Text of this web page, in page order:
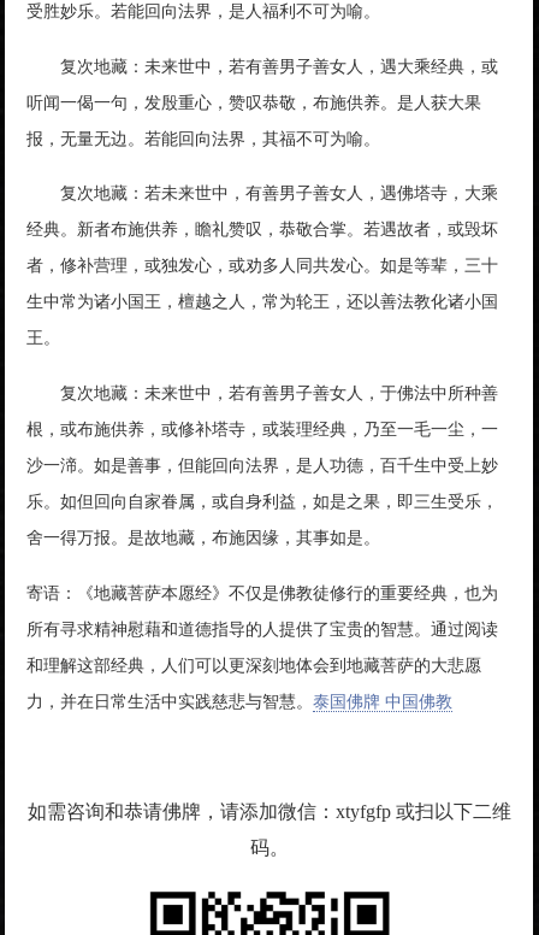
受胜妙乐。若能回向法界，是人福利不可为喻。
复次地藏：未来世中，若有善男子善女人，遇大乘经典，或
听闻一偈一句，发殷重心，赞叹恭敬，布施供养。是人获大果
报，无量无边。若能回向法界，其福不可为喻。
复次地藏：若未来世中，有善男子善女人，遇佛塔寺，大乘
经典。新者布施供养，瞻礼赞叹，恭敬合掌。若遇故者，或毁坏
者，修补营理，或独发心，或劝多人同共发心。如是等辈，三十
生中常为诸小国王，檀越之人，常为轮王，还以善法教化诸小国
王。
复次地藏：未来世中，若有善男子善女人，于佛法中所种善
根，或布施供养，或修补塔寺，或装理经典，乃至一毛一尘，一
沙一渧。如是善事，但能回向法界，是人功德，百千生中受上妙
乐。如但回向自家眷属，或自身利益，如是之果，即三生受乐，
舍一得万报。是故地藏，布施因缘，其事如是。
寄语：《地藏菩萨本愿经》不仅是佛教徒修行的重要经典，也为
所有寻求精神慰藉和道德指导的人提供了宝贵的智慧。通过阅读
和理解这部经典，人们可以更深刻地体会到地藏菩萨的大悲愿
力，并在日常生活中实践慈悲与智慧。泰国佛牌 中国佛教
如需咨询和恭请佛牌，请添加微信：xtyfgfp 或扫以下二维
码。